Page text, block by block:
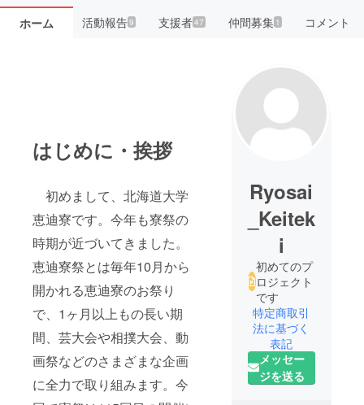
ホーム 活動報告9 支援者47 仲間募集 1 コメント
はじめに・挨拶
初めまして、北海道大学
恵迪寮です。今年も寮祭の
時期が近づいてきました。
恵迪寮祭とは毎年10月から
開かれる恵迪寮のお祭り
で、1ヶ月以上もの長い期
間、芸大会や相撲大会、動
画祭などのさまざまな企画
に全力で取り組みます。今
Ryosai
_Keitek
i
初めてのプ
ロジェクト
です
特定商取引
法に基づく
表記
メッセー
ジを送る